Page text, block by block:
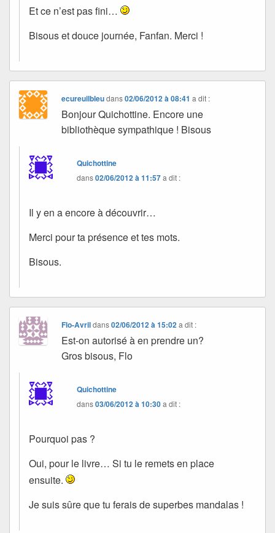
Et ce n’est pas fini…
Bisous et douce journée, Fanfan. Merci !
ecureuilbleudans02/06/2012 à 08:41 a dit :
Bonjour Quichottine. Encore une
bibliothèque sympathique ! Bisous
Quichottine
dans02/06/2012 à 11:57a dit :
Il y en a encore à découvrir…
Merci pour ta présence et tes mots.
Bisous.
Flo-Avrildans02/06/2012 à 15:02 a dit :
Est-on autorisé à en prendre un?
Gros bisous, Flo
Quichottine
dans03/06/2012 à 10:30a dit :
Pourquoi pas ?
Oui, pour le livre… Si tu le remets en place
ensuite.
Je suis sûre que tu ferais de superbes mandalas !